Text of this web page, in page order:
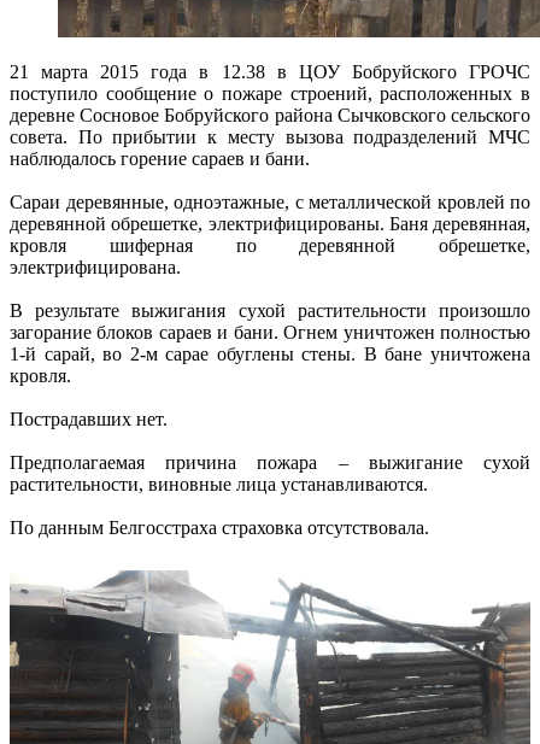
21 марта 2015 года в 12.38 в ЦОУ Бобруйского ГРОЧС
поступило сообщение о пожаре строений, расположенных в
деревне Сосновое Бобруйского района Сычковского сельского
совета. По прибытии к месту вызова подразделений МЧС
наблюдалось горение сараев и бани.
Сараи деревянные, одноэтажные, с металлической кровлей по
деревянной обрешетке, электрифицированы. Баня деревянная,
кровля шиферная по деревянной обрешетке,
электрифицирована.
В результате выжигания сухой растительности произошло
загорание блоков сараев и бани. Огнем уничтожен полностью
1-й сарай, во 2-м сарае обуглены стены. В бане уничтожена
кровля.
Пострадавших нет.
Предполагаемая причина пожара – выжигание сухой
растительности, виновные лица устанавливаются.
По данным Белгосстраха страховка отсутствовала.